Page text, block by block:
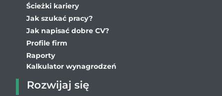
Ścieżki kariery
Jak szukać pracy?
Jak napisać dobre CV?
Profile firm
Raporty
Kalkulator wynagrodzeń
Rozwijaj się